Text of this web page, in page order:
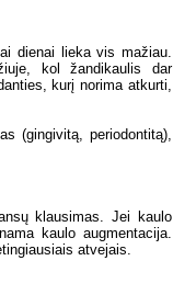
dienai lieka vis mažiau.
kol žandikaulis dar
kurį norima atkurti,
(gingivitą, periodontitą),
klausimas. Jei kaulo
kaulo augmentacija.
atvejais.